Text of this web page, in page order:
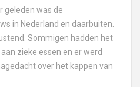
geleden was de
in Nederland en daarbuiten.
Sommigen hadden het
zieke essen en er werd
over het kappen van